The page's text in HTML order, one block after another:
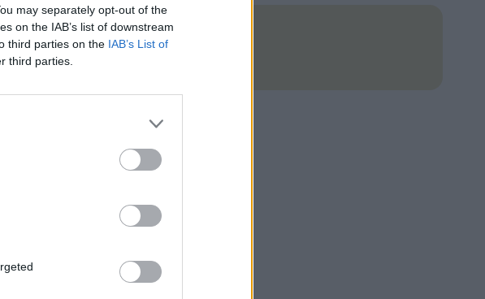
may separately opt-out of the
on the IAB’s list of downstream
third parties on the IAB’s List of
third parties.